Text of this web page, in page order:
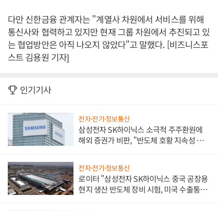
다만 신한금융 관계자는 "계열사 차원에서 서비스를 위해
통신사와 협력하고 있지만 현재 그룹 차원에서 추진되고 있
는 협업방안은 아직 나오지 않았다"고 말했다. [비즈니스포
스트 김용원 기자]
인기기사
전자·전기·정보통신
삼성전자 SK하이닉스 소극적 주주환원에
해외 증권가 비판, "반도체 호황 지속성 의
전자·전기·정보통신
로이터 "삼성전자 SK하이닉스 중국 공장용
현지 생산 반도체 장비 시험, 미국 수출통제